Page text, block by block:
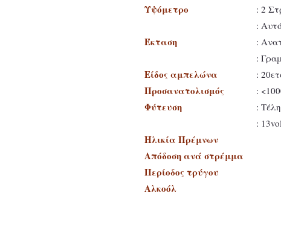
Υψόμετρο
Έκταση
Είδος αμπελώνα
Προσανατολισμός
Φύτευση
Ηλικία Πρέμνων
Απόδοση ανά στρέμμα
Περίοδος τρύγου
Αλκοόλ
: 2
:
:
:
:
:
:
: